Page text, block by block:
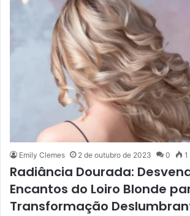
Emily Clemes 2 de outubro de 2023 0 1
Radiância Dourada:
Encantos do Loiro Blonde
Transformação